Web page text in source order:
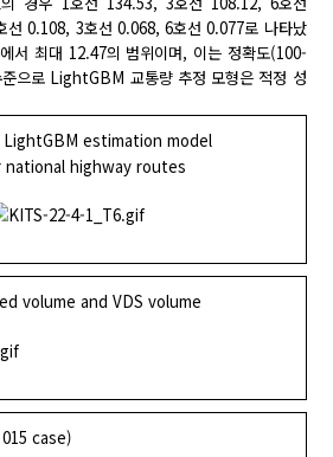
선 0.108, 3호선 0.068, 6호선 0.077로 나타났
서 최대 12.47의 범위이며, 이는 정확도(100-
으로 LightGBM 교통량 추정 모형은 적정 성
LightGBM estimation model
highway routes
volume and VDS volume
case)